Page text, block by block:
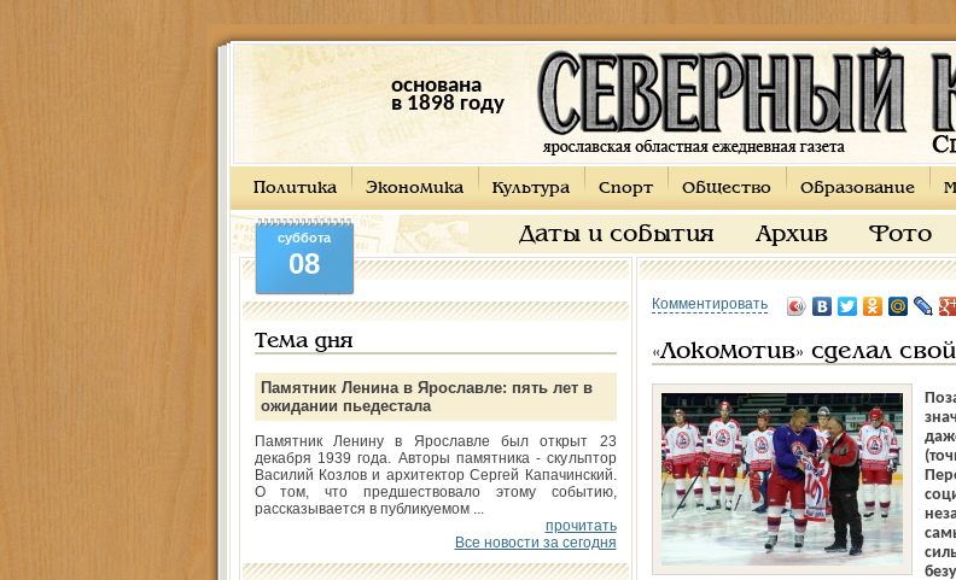
основана
в 1898 году
Политика Экономика Культура Спорт Общество Образование
Даты и события Архив Фото
суббота
08
Тема дня
Памятник Ленина в Ярославле: пять лет в
ожидании пьедестала
Памятник Ленину в Ярославле был открыт 23
декабря 1939 года. Авторы памятника - скульптор
Василий Козлов и архитектор Сергей Капачинский.
О том, что предшествовало этому событию,
рассказывается в публикуемом ...
прочитать
Все новости за сегодня
Комментировать
«Локомотив» сделал